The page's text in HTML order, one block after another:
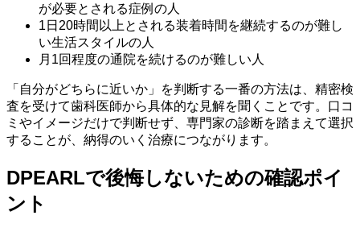
が必要とされる症例の人
1日20時間以上とされる装着時間を継続するのが難し
い生活スタイルの人
月1回程度の通院を続けるのが難しい人
「自分がどちらに近いか」を判断する一番の方法は、精密検
査を受けて歯科医師から具体的な見解を聞くことです。口コ
ミやイメージだけで判断せず、専門家の診断を踏まえて選択
することが、納得のいく治療につながります。
DPEARLで後悔しないための確認ポイ
ント